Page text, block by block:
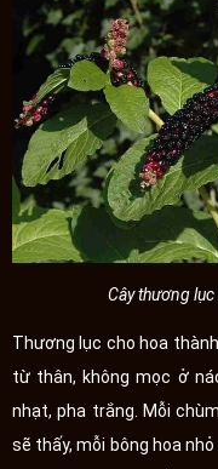
Cây thương
Thương lục cho hoa
từ thân, không mọc ở
nhạt, pha trắng. Mỗi
sẽ thấy, mỗi bông hoa